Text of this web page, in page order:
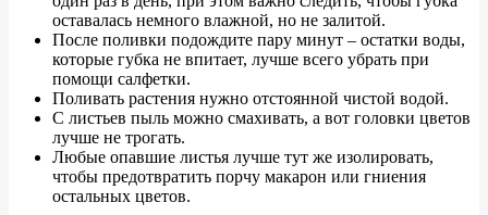
оставалась немного влажной, но не залитой.
После поливки подождите пару минут – остатки воды,
которые губка не впитает, лучше всего убрать при
помощи салфетки.
Поливать растения нужно отстоянной чистой водой.
С листьев пыль можно смахивать, а вот головки цветов
лучше не трогать.
Любые опавшие листья лучше тут же изолировать,
чтобы предотвратить порчу макарон или гниения
остальных цветов.